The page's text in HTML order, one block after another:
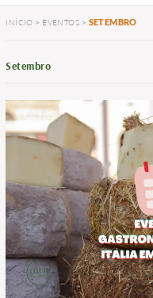
INÍCIO > EVENTOS > SETEMBRO
Setembro